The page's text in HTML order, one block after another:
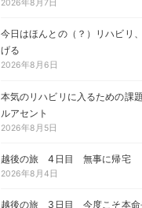
2026年8月7日
今日はほんとの（？）リハビリ
げる
2026年8月6日
本気のリハビリに入るための課
ルアセント
2026年8月5日
越後の旅 4日目 無事に帰宅
2026年8月4日
越後の旅 3日目 今度こそ本